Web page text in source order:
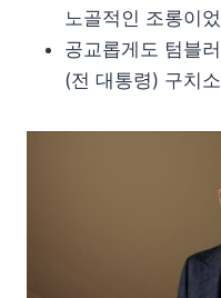
노골적인 조롱이
공교롭게도 텀블
(전 대통령) 구치